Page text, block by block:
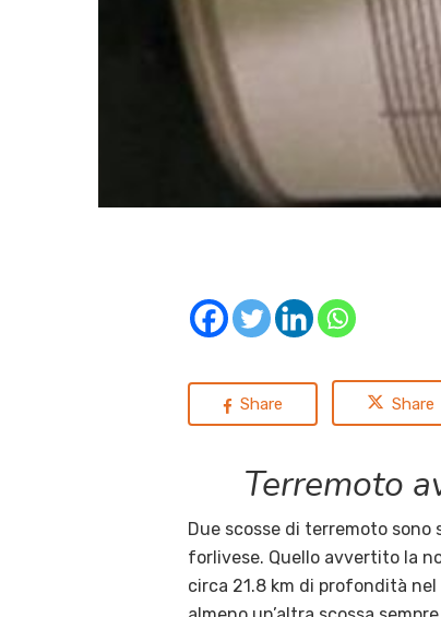
Share Share
Terremoto
Due scosse di terremoto
forlivese. Quello avvertito la
circa 21.8 km di profondità